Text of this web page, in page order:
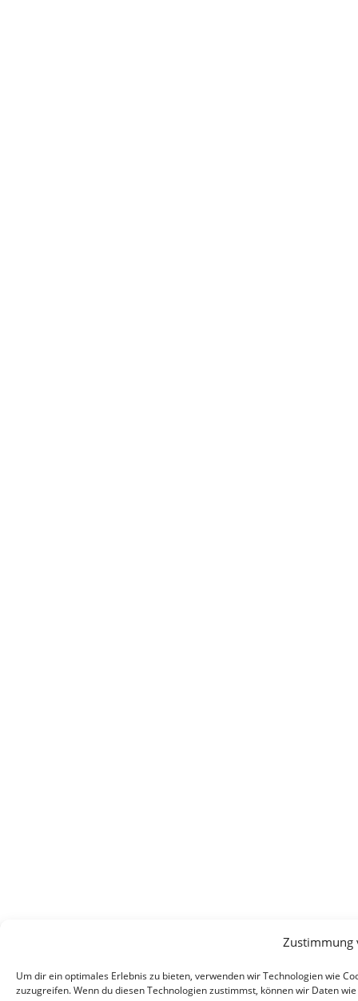
Zustimmung
Um dir ein optimales Erlebnis zu bieten, verwenden wir Technologien wie
zuzugreifen. Wenn du diesen Technologien zustimmst, können wir Daten